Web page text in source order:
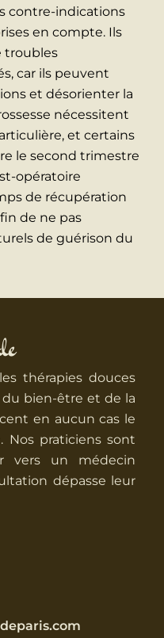
contre-indications
en compte. Ils
troubles
car ils peuvent
et désorienter la
nécessitent
et certains
le second trimestre
opératoire
de récupération
de ne pas
de guérison du
thérapies douces
du bien-être et de la
en aucun cas le
Nos praticiens sont
vers un médecin
dépasse leur